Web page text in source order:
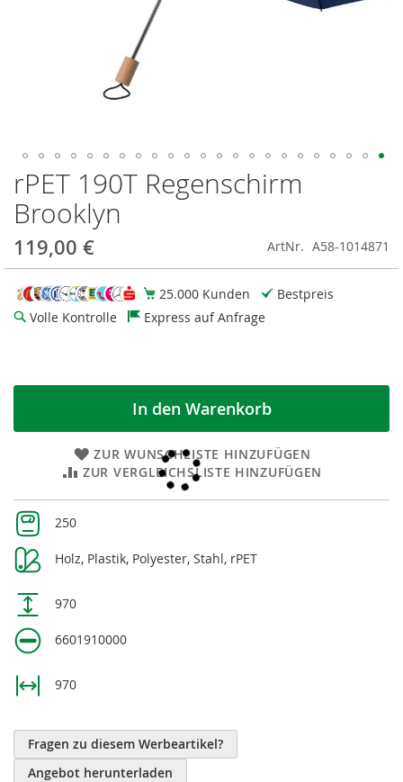
rPET 190T Regenschirm
Brooklyn
119,00 € ArtNr. A58-1014871
25.000 Kunden
Bestpreis
Volle Kontrolle
Express auf Anfrage
In den Warenkorb
ZUR WUNSCHLISTE HINZUFÜGEN
ZUR VERGLEICHSLISTE HINZUFÜGEN
Weitere
Informationen
250
Holz, Plastik, Polyester, Stahl, rPET
970
6601910000
970
Fragen zu diesem Werbeartikel?
Angebot herunterladen
Zum
Anfang
der
springen